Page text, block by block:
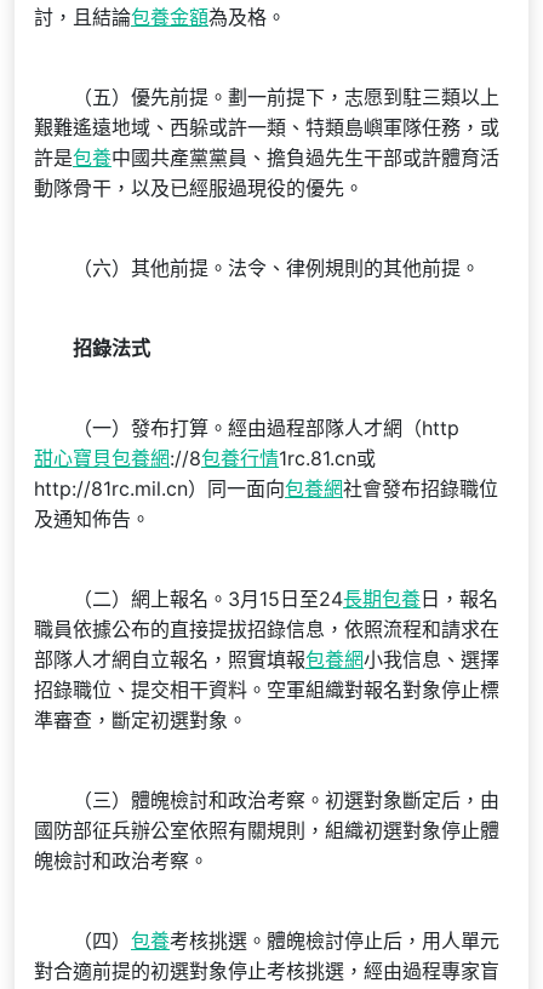
討，且結論包養金額為及格。
（五）優先前提。劃一前提下，志愿到駐三類以上
艱難遙遠地域、西躲或許一類、特類島嶼軍隊任務，或
許是包養中國共產黨黨員、擔負過先生干部或許體育活
動隊骨干，以及已經服過現役的優先。
（六）其他前提。法令、律例規則的其他前提。
招錄法式
（一）發布打算。經由過程部隊人才網（http
甜心寶貝包養網://8包養行情1rc.81.cn或
http://81rc.mil.cn）同一面向包養網社會發布招錄職位
及通知佈告。
（二）網上報名。3月15日至24長期包養 日，報名
職員依據公布的直接提拔招錄信息，依照流程和請求在
部隊人才網自立報名，照實填報包養網小我信息、選擇
招錄職位、提交相干資料。空軍組織對報名對象停止標
準審查，斷定初選對象。
（三）體魄檢討和政治考察。初選對象斷定后，由
國防部征兵辦公室依照有關規則，組織初選對象停止體
魄檢討和政治考察。
（四） 包養考核挑選。體魄檢討停止后，用人單元
對合適前提的初選對象停止考核挑選，經由過程專家盲